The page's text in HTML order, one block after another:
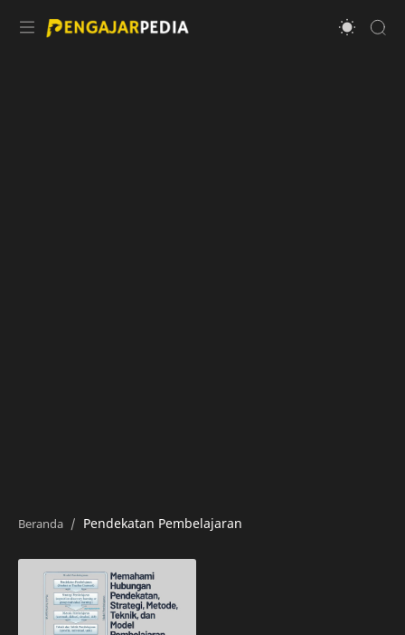
Pendekatan Pembelajaran